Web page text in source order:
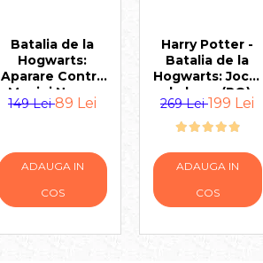
Batalia de la
Hogwarts:
Aparare Contra
Magiei Negre
(RO)
149 Lei89 Lei
ADAUGA IN
COS
Harry Potter -
Batalia de la
Hogwarts: Jocul
de baza (RO)
269 Lei199 Lei
ADAUGA IN
COS